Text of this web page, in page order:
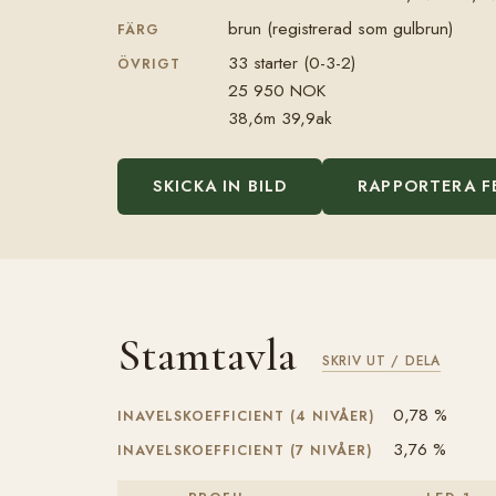
FÄRG brun (registrerad som gulbrun)
ÖVRIGT
33 starter (0-3-2)
25 950 NOK
38,6m 39,9ak
SKICKA IN BILD RAPPORTERA
Stamtavla SKRIV UT / DELA
INAVELSKOEFFICIENT (4 NIVÅER) 0,78 %
INAVELSKOEFFICIENT (7 NIVÅER) 3,76 %